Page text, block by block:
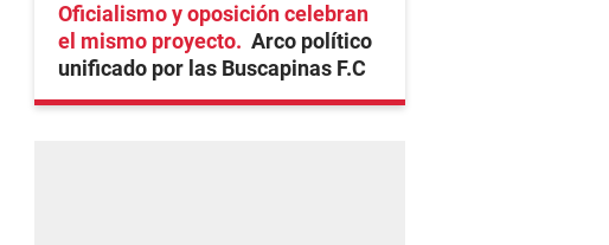
Oficialismo y oposición celebran
el mismo proyecto
Arco político
unificado por las Buscapinas F.C